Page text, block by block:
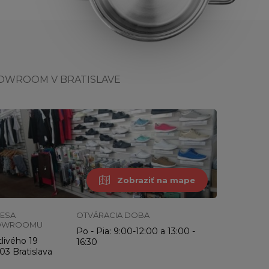
V BRATISLAVE
Zobraziť na mape
19
Bratislava
OTVÁRACIA DOBA
Po - Pia: 9:00-12:00 a 13:00 -
16:30